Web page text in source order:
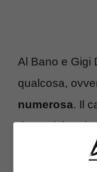
Al Bano e Gigi
qualcosa,
numerosa. Il
da qualche
quarta volta: